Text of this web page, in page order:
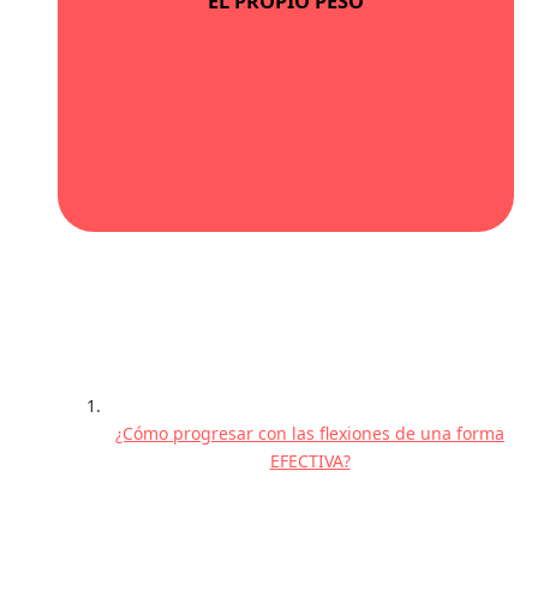
¿Cómo progresar con las flexiones de una forma
EFECTIVA?